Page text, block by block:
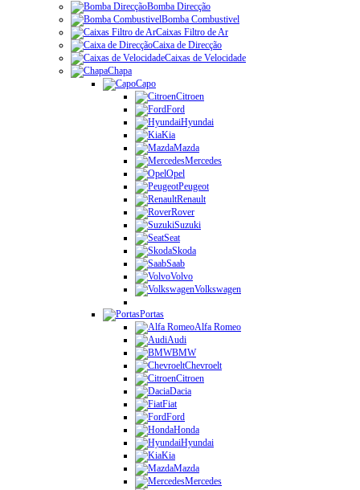
Bomba Direcção
Bomba Combustivel
Caixas Filtro de Ar
Caixa de Direcção
Caixas de Velocidade
Chapa
Capo
Citroen
Ford
Hyundai
Kia
Mazda
Mercedes
Opel
Peugeot
Renault
Rover
Suzuki
Seat
Skoda
Saab
Volvo
Volkswagen
Portas
Alfa Romeo
Audi
BMW
Chevroelt
Citroen
Dacia
Fiat
Ford
Honda
Hyundai
Kia
Mazda
Mercedes